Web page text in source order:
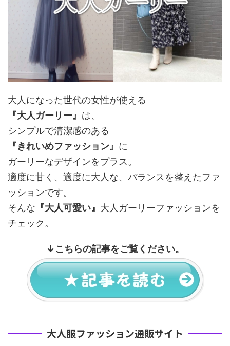
大人になった世代の女性が使える
『大人ガーリー』 は、
シンプルで清潔感のある
『きれいめファッション』 に
ガーリーなデザインをプラス。
適度に甘く、適度に大人な、バランスを整えたファ
ッションです。
そんな 『大人可愛い』 大人ガーリーファッションを
チェック。
↓こちらの記事をご覧ください。
大人服ファッション通販サイト